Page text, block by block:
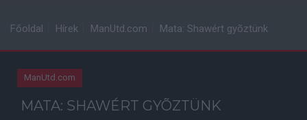
Főoldal Hírek ManUtd.com Mata: Shawért gyõztünk
ManUtd.com
MATA: SHAWÉRT GYÕZTÜNK